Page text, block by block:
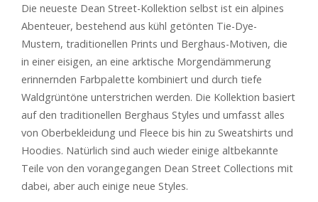
Die neueste Dean Street-Kollektion selbst ist ein alpines
Abenteuer, bestehend aus kühl getönten Tie-Dye-
Mustern, traditionellen Prints und Berghaus-Motiven, die
in einer eisigen, an eine arktische Morgendämmerung
erinnernden Farbpalette kombiniert und durch tiefe
Waldgrüntöne unterstrichen werden. Die Kollektion basiert
auf den traditionellen Berghaus Styles und umfasst alles
von Oberbekleidung und Fleece bis hin zu Sweatshirts und
Hoodies. Natürlich sind auch wieder einige altbekannte
Teile von den vorangegangen Dean Street Collections mit
dabei, aber auch einige neue Styles.